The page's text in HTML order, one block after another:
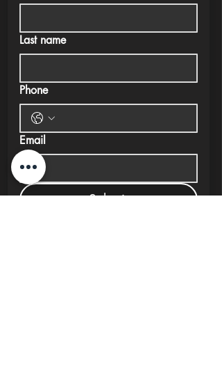
Last name
Phone
Email
Submit